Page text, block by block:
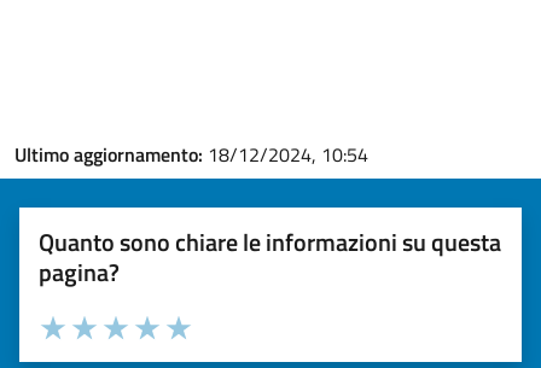
Ultimo aggiornamento: 18/12/2024, 10:54
Quanto sono chiare le informazioni su questa
pagina?
Valuta la chiarezza delle informazioni (da 1 a 5 stelle)
Seleziona il numero di stelle per valutare la chiarezza delle
Valuta 5 stelle su 5
Valuta 4 stelle su 5
Valuta 3 stelle su 5
Valuta 2 stelle su 5
Valuta 1 stelle su 5